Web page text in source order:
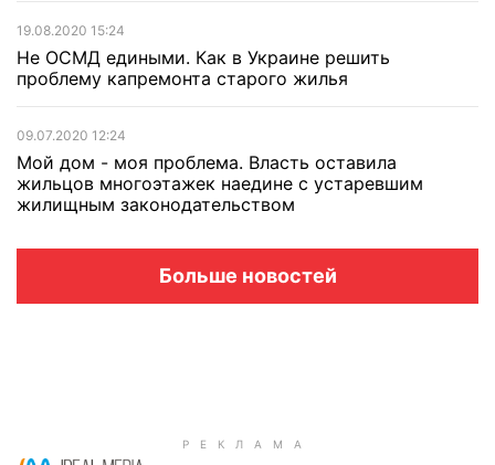
19.08.2020 15:24
Не ОСМД едиными. Как в Украине решить
проблему капремонта старого жилья
09.07.2020 12:24
Мой дом - моя проблема. Власть оставила
жильцов многоэтажек наедине с устаревшим
жилищным законодательством
Больше новостей